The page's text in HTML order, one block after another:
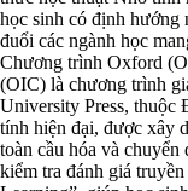
học sinh có định hướng
đuổi các ngành học
Chương trình Oxford
(OIC) là chương trình
University Press,
tính hiện đại, được xây
toàn cầu hóa và
kiểm tra đánh giá